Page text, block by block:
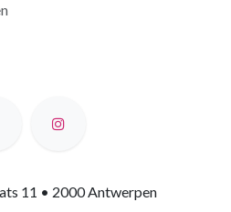
11 • 2000 Antwerpen